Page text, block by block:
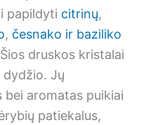
papildyti citrinų,
, česnako ir baziliko
druskos kristalai
Jų
aromatas puikiai
patiekalus,